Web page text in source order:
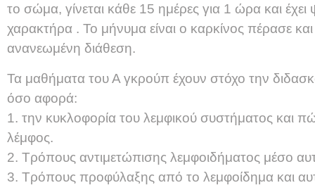
το σώμα, γίνεται κάθε 15 ημέρες για 1 ώρα και
χαρακτήρα . Το μήνυμα είναι ο καρκίνος πέρασε και
ανανεωμένη διάθεση.
Τα μαθήματα του Α γκρούπ έχουν στόχο την
όσο αφορά:
1. την κυκλοφορία του λεμφικού συστήματος και
λέμφος.
2. Τρόπους αντιμετώπισης λεμφοιδήματος μέσο
3. Τρόπους προφύλαξης από το λεμφοίδημα και